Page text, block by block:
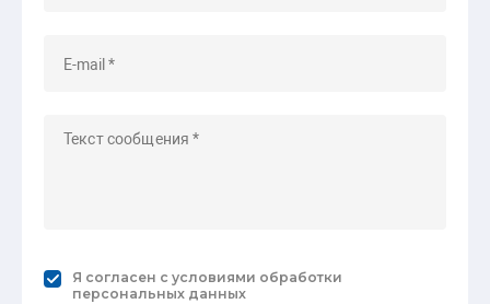
Я согласен с условиями обработки
персональных данных